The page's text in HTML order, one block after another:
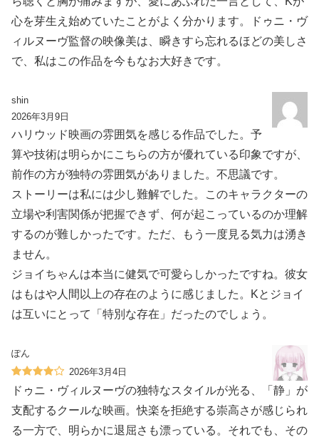
心を芽生え始めていたことがよく分かります。ドゥニ・ヴ
ィルヌーヴ監督の映像美は、瞬きすら忘れるほどの美しさ
で、私はこの作品を今もなお大好きです。
shin
2026年3月9日
ハリウッド映画の雰囲気を感じる作品でした。予
算や技術は明らかにこちらの方が優れている印象ですが、
前作の方が独特の雰囲気がありました。不思議です。
ストーリーは私には少し難解でした。このキャラクターの
立場や利害関係が把握できず、何が起こっているのか理解
するのが難しかったです。ただ、もう一度見る気力は湧き
ません。
ジョイちゃんは本当に健気で可愛らしかったですね。彼女
はもはや人間以上の存在のように感じました。Kとジョイ
は互いにとって「特別な存在」だったのでしょう。
ぽん
2026年3月4日
ドゥニ・ヴィルヌーヴの独特なスタイルが光る、「静」が
支配するクールな映画。快楽を拒絶する崇高さが感じられ
る一方で、明らかに退屈さも漂っている。それでも、その